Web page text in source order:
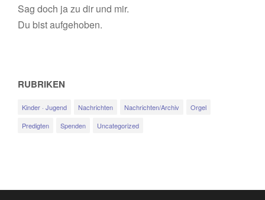
Sag doch ja zu dir und mir.
Du bist aufgehoben.
RUBRIKEN
Kinder · Jugend Nachrichten Nachrichten/Archiv
Orgel
Predigten
Spenden Uncategorized